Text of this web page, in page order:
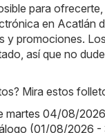
para
en Acatlán
y promociones.
así que no
Mira estos
martes 04/08/
(01/08/2026